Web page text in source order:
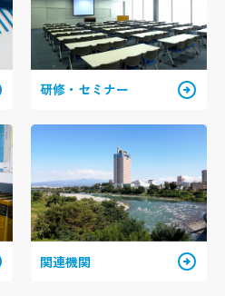
研修・セミナー arrow_circle_right
関連機関 arrow_circle_right